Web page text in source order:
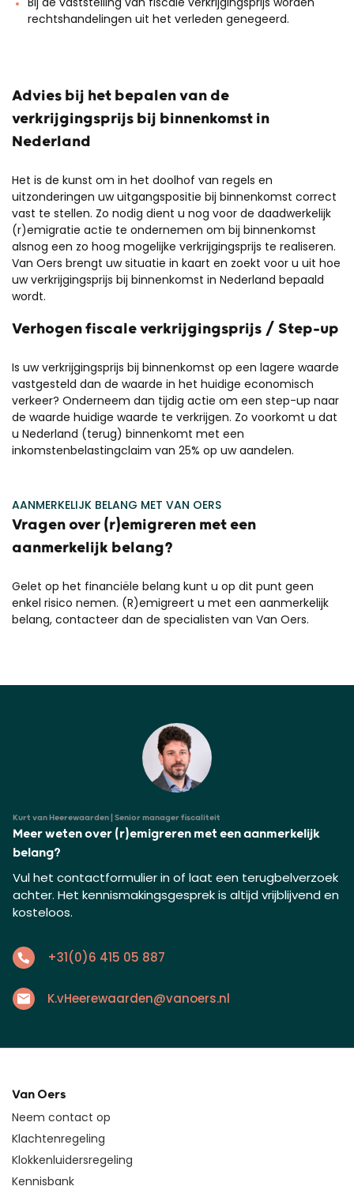
rechtshandelingen uit het verleden genegeerd.
Advies bij het bepalen van de
verkrijgingsprijs bij binnenkomst in
Nederland
Het is de kunst om in het doolhof van regels en
uitzonderingen uw uitgangspositie bij binnenkomst correct
vast te stellen. Zo nodig dient u nog voor de daadwerkelijk
(r)emigratie actie te ondernemen om bij binnenkomst
alsnog een zo hoog mogelijke verkrijgingsprijs te realiseren.
Van Oers brengt uw situatie in kaart en zoekt voor u uit hoe
uw verkrijgingsprijs bij binnenkomst in Nederland bepaald
wordt.
Verhogen fiscale verkrijgingsprijs / Step-up
Is uw verkrijgingsprijs bij binnenkomst op een lagere waarde
vastgesteld dan de waarde in het huidige economisch
verkeer? Onderneem dan tijdig actie om een step-up naar
de waarde huidige waarde te verkrijgen. Zo voorkomt u dat
u Nederland (terug) binnenkomt met een
inkomstenbelastingclaim van 25% op uw aandelen.
AANMERKELIJK BELANG MET VAN OERS
Vragen over (r)emigreren met een
aanmerkelijk belang?
Gelet op het financiële belang kunt u op dit punt geen
enkel risico nemen. (R)emigreert u met een aanmerkelijk
belang, contacteer dan de specialisten van Van Oers.
Kurt van Heerewaarden | Senior manager fiscaliteit
Meer weten over (r)emigreren met een aanmerkelijk
belang?
Vul het contactformulier in of laat een terugbelverzoek
achter. Het kennismakingsgesprek is altijd vrijblijvend en
kosteloos.
+31(0)6 415 05 887
K.vHeerewaarden@vanoers.nl
Van Oers
Neem contact op
Klachtenregeling
Klokkenluidersregeling
Kennisbank